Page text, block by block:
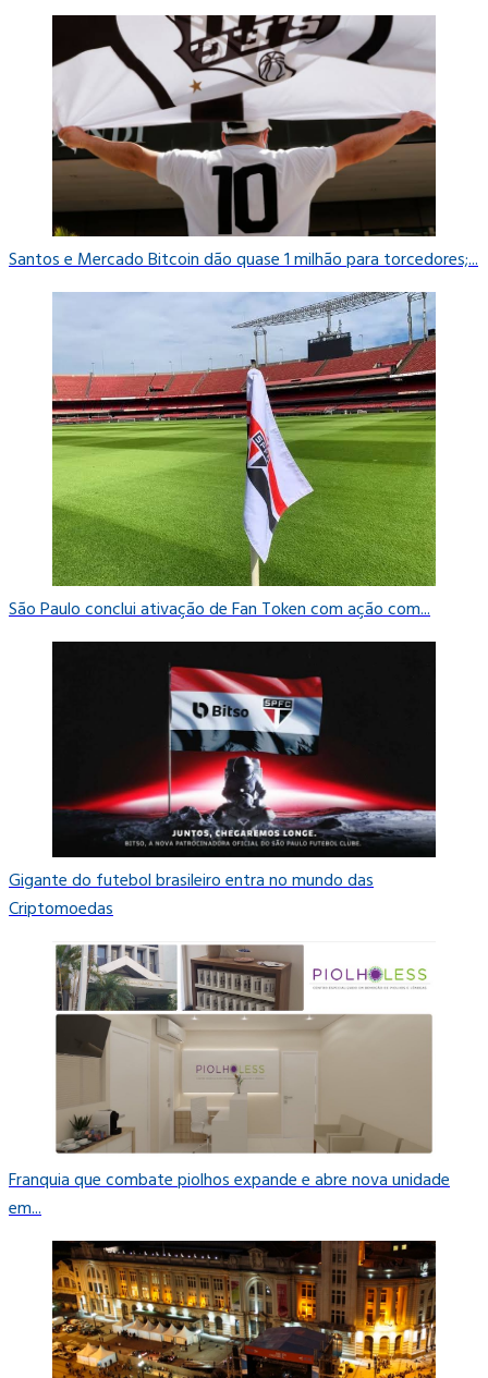
Santos e Mercado Bitcoin dão quase 1 milhão para torcedores;...
São Paulo conclui ativação de Fan Token com ação com...
Gigante do futebol brasileiro entra no mundo das
Criptomoedas
Franquia que combate piolhos expande e abre nova unidade
em...